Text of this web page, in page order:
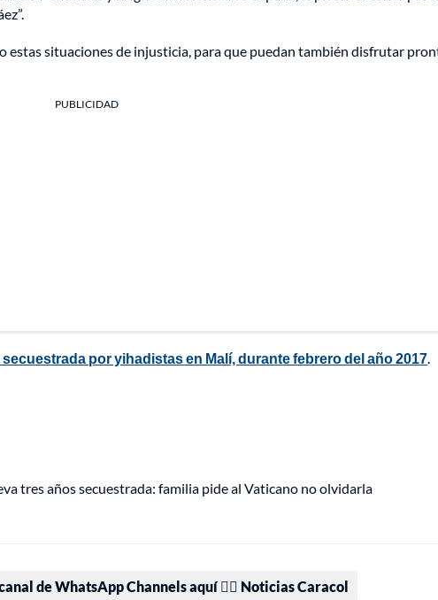
estas situaciones de injusticia, para que puedan también disfrutar
PUBLICIDAD
por yihadistas en Malí, durante febrero del año 2017.
tres años secuestrada: familia pide al Vaticano no olvidarla
de WhatsApp Channels aquí 👉🏻 Noticias Caracol